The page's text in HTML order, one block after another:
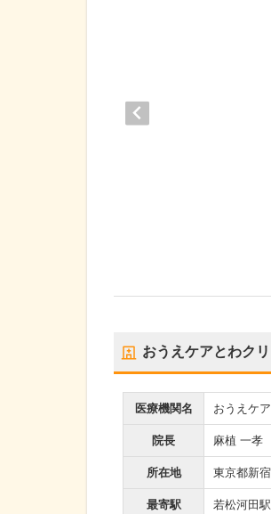
おうえケアとわク
医療機関名 おうえケ
院長 麻植 一孝
所在地 東京都新
最寄駅 若松河田駅